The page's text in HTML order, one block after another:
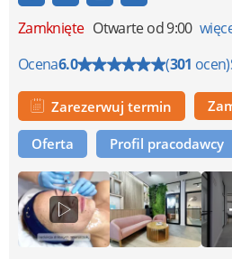
Zamknięte Otwarte od 9:00
Ocena6.0 (301 ocen)
Zarezerwuj termin
Oferta Profil pracodawcy